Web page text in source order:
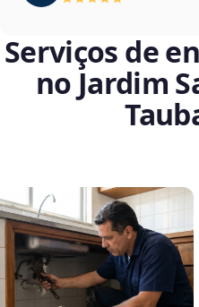
Serviços de
no Jardim